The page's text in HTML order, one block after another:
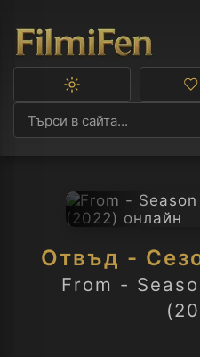
Превключване
тъмна
Отвъд -
From -